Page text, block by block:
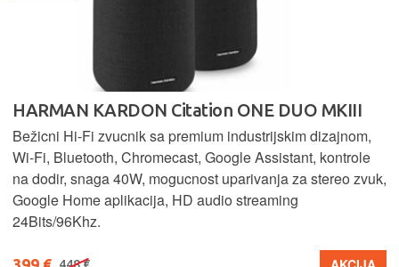
HARMAN KARDON Citation ONE DUO MKIII
Bežicni Hi-Fi zvucnik sa premium industrijskim dizajnom,
Wi-Fi, Bluetooth, Chromecast, Google Assistant, kontrole
na dodir, snaga 40W, mogucnost uparivanja za stereo zvuk,
Google Home aplikacija, HD audio streaming
24Bits/96Khz.